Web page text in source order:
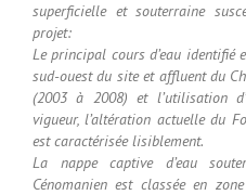
superficielle et souterraine
projet:
Le principal cours d’eau
sud-ouest du site et affluent du
(2003 à 2008) et l’utilisation
vigueur, l’altération actuelle du
est caractérisée lisiblement.
La nappe captive d’eau
Cénomanien est classée en